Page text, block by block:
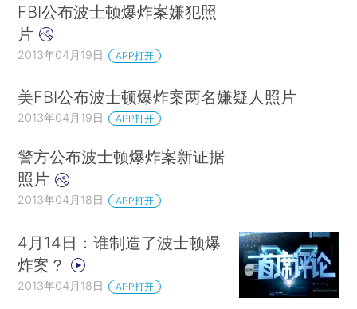
FBI公布波士顿爆炸案嫌犯照
片
2013年04月19日 APP打开
美FBI公布波士顿爆炸案两名嫌疑人照片
2013年04月19日 APP打开
警方公布波士顿爆炸案新证据
照片
2013年04月18日 APP打开
4月14日：谁制造了波士顿爆
炸案？
2013年04月18日 APP打开